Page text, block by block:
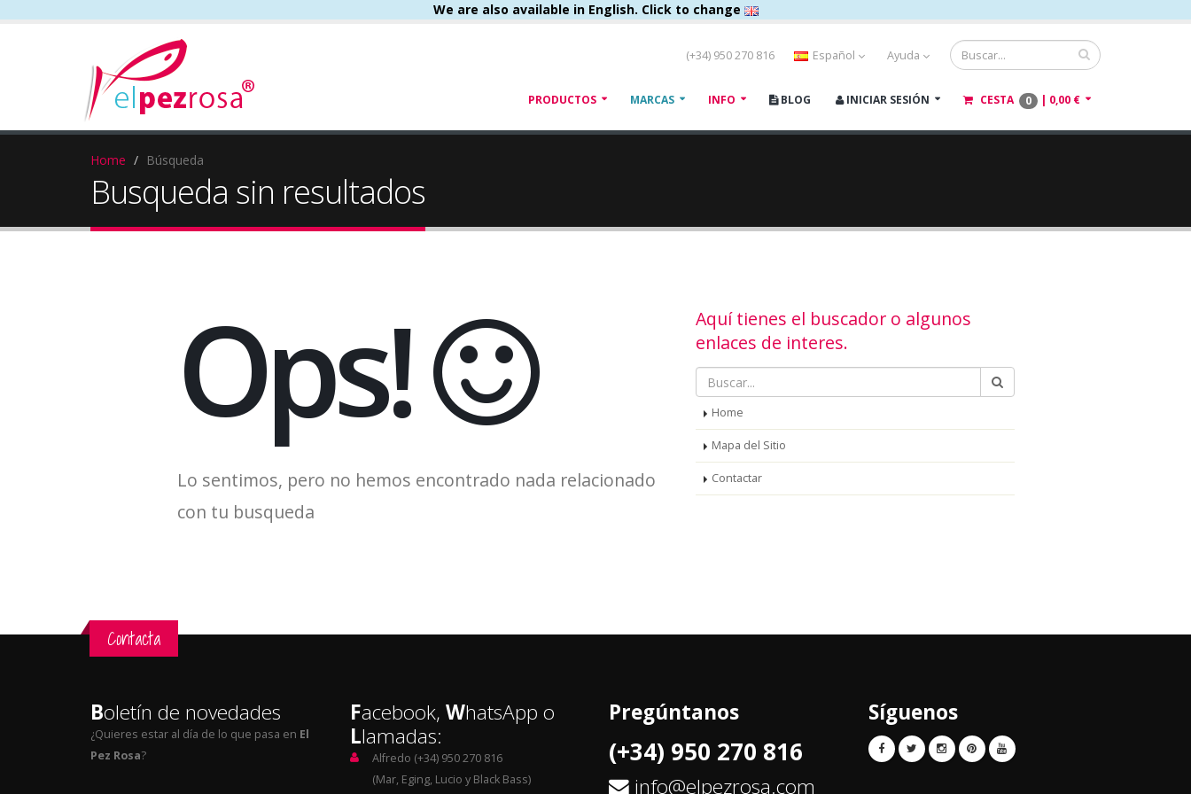
We are also available in English. Click to change
(+34) 950 270 816 Español Ayuda
PRODUCTOS MARCAS INFO BLOG INICIAR SESIÓN CESTA 0 | 0,00 €
Home Búsqueda
Busqueda sin resultados
Ops!
Lo sentimos, pero no hemos encontrado nada relacionado
con tu busqueda
Aquí tienes el buscador o algunos
enlaces de interes.
Home
Mapa del Sitio
Contactar
Contacta
Boletín de novedades
¿Quieres estar al día de lo que pasa en El
Pez Rosa?
Facebook, WhatsApp o
Llamadas:
Alfredo (+34) 950 270 816
(Mar, Eging, Lucio y Black Bass)
Pregúntanos
(+34) 950 270 816
info@elpezrosa.com
Síguenos